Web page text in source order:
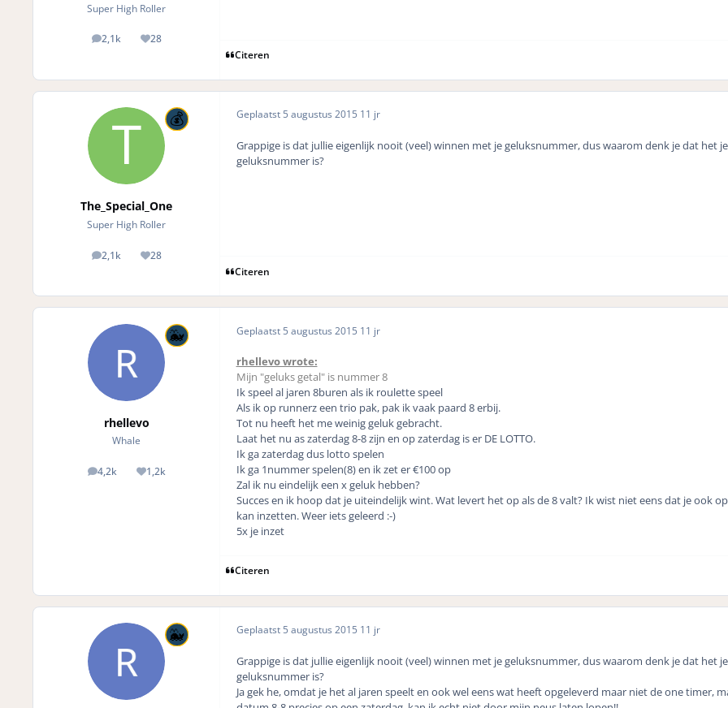
Super High Roller
2,1k
posts 28
Reputation
Citeren
The_Special_One
Super High Roller
2,1k
posts 28
Reputation
Geplaatst 5 augustus 2015 11 jr
Grappige is dat jullie eigenlijk nooit (veel) winnen met je geluksnummer, dus waarom denk je dat het je
geluksnummer is?
Citeren
rhellevo
Whale
4,2k
posts 1,2k
Reputation
Geplaatst 5 augustus 2015 11 jr
rhellevo wrote:
Mijn "geluks getal" is nummer 8
Ik speel al jaren 8buren als ik roulette speel
Als ik op runnerz een trio pak, pak ik vaak paard 8 erbij.
Tot nu heeft het me weinig geluk gebracht.
Laat het nu as zaterdag 8-8 zijn en op zaterdag is er DE LOTTO.
Ik ga zaterdag dus lotto spelen
Ik ga 1nummer spelen(8) en ik zet er €100 op
Zal ik nu eindelijk een x geluk hebben?
Succes en ik hoop dat je uiteindelijk wint. Wat levert het op als de 8 valt? Ik wist niet eens dat je ook
kan inzetten. Weer iets geleerd :-)
5x je inzet
Citeren
Geplaatst 5 augustus 2015 11 jr
Grappige is dat jullie eigenlijk nooit (veel) winnen met je geluksnummer, dus waarom denk je dat het je
geluksnummer is?
Ja gek he, omdat je het al jaren speelt en ook wel eens wat heeft opgeleverd maar niet de one timer,